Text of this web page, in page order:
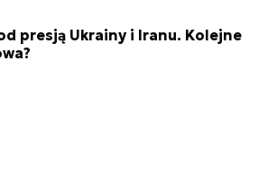
presją Ukrainy i Iranu. Kolejne